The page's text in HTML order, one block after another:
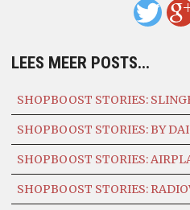
LEES MEER POSTS...
SHOPBOOST STORIES:
SHOPBOOST STORIES: BY
SHOPBOOST STORIES:
SHOPBOOST STORIES: